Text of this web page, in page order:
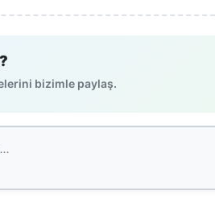
bizimle paylaş.